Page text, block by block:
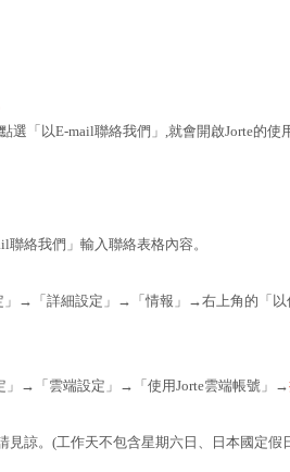
選「以E-mail聯絡我們」,就會開啟Jorte的
絡我們」輸入聯絡表格內容。
」→「詳細設定」→「情報」→右上角的「
」→「雲端設定」→「使用Jorte雲端帳號」→
諒。(工作天不包含星期六日、日本國定假